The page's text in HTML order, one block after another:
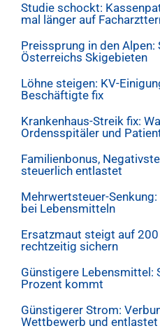
Studie schockt:
mal länger auf
Preissprung in den Alpen:
Österreichs Skigebieten
Löhne steigen: KV-
Beschäftigte fix
Krankenhaus-Streik fix:
Ordensspitäler und
Familienbonus,
steuerlich entlastet
Mehrwertsteuer-
bei Lebensmitteln
Ersatzmaut steigt auf
rechtzeitig sichern
Günstigere Lebensmittel:
Prozent kommt
Günstigerer Strom:
Wettbewerb und